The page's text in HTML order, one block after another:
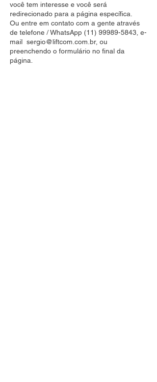
você tem interesse e você será
redirecionado para a página específica.
Ou entre em contato com a gente através
de telefone / WhatsApp (11) 99989-5843 , e-
mail sergio@liftcom.com.br, ou
preenchendo o formulário no final da
página.